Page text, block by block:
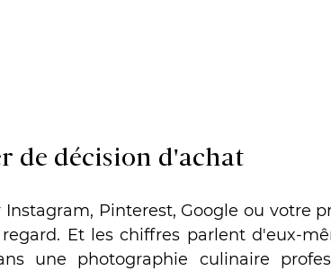
de décision d'achat
Pinterest, Google ou votre
Et les chiffres parlent d'eux-
une photographie culinaire